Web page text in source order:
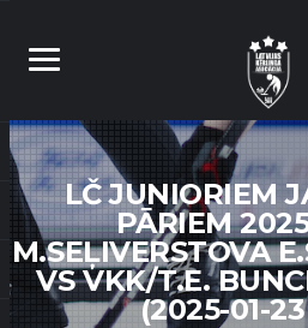
LČ JUNIORIEM
PĀRIEM
M.SEĻIVERSTOVA
VS VKK/T.E.
(2025-01-